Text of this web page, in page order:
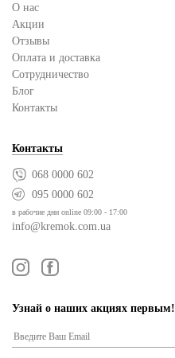
О нас
Акции
Отзывы
Оплата и доставка
Сотрудничество
Блог
Контакты
Контакты
068 0000 602
095 0000 602
в рабочие дни online 09:00 - 17:00
info@kremok.com.ua
Узнай о наших акциях первым!